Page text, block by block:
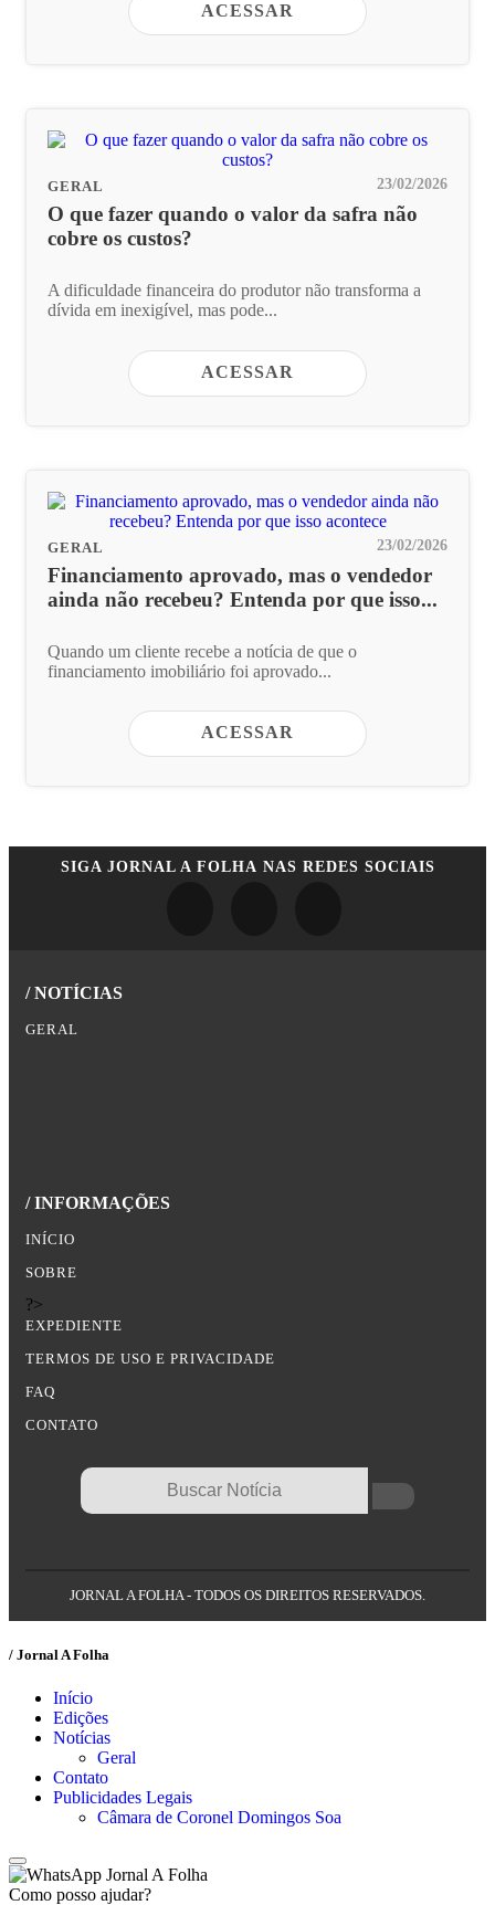
ACESSAR
GERAL 23/02/2026
O que fazer quando o valor da safra não
cobre os custos?
A dificuldade financeira do produtor não transforma a
dívida em inexigível, mas pode...
ACESSAR
GERAL 23/02/2026
Financiamento aprovado, mas o vendedor
ainda não recebeu? Entenda por que isso...
Quando um cliente recebe a notícia de que o
financiamento imobiliário foi aprovado...
ACESSAR
SIGA JORNAL A FOLHA NAS REDES SOCIAIS
/ NOTÍCIAS
GERAL
/ INFORMAÇÕES
INÍCIO
SOBRE
?>
EXPEDIENTE
TERMOS DE USO E PRIVACIDADE
FAQ
CONTATO
JORNAL A FOLHA - TODOS OS DIREITOS RESERVADOS.
/ Jornal A Folha
Início
Edições
Notícias
Geral
Contato
Publicidades Legais
Câmara de Coronel Domingos Soa
Jornal A Folha
Como posso ajudar?